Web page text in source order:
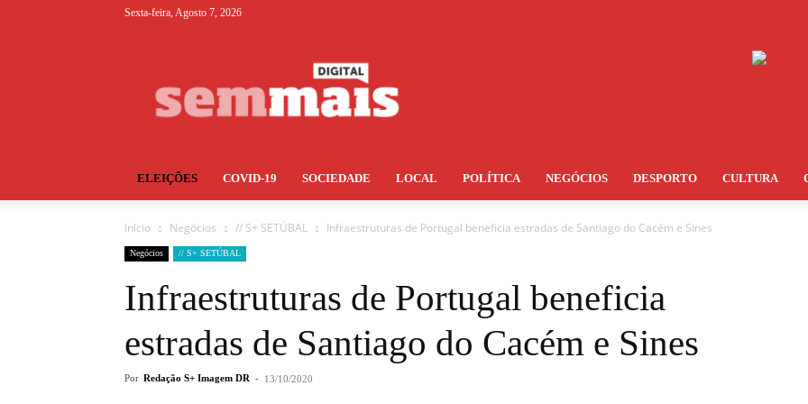
Sexta-feira, Agosto 7, 2026
ELEIÇÕES COVID-19 SOCIEDADE LOCAL POLÍTICA NEGÓCIOS DESPORTO CULTURA
Início Negócios // S+ SETÚBAL Infraestruturas de Portugal beneficia estradas de Santiago do Cacém e Sines
Negócios // S+ SETÚBAL
Infraestruturas de Portugal beneficia
estradas de Santiago do Cacém e Sines
Por Redação S+ Imagem DR - 13/10/2020